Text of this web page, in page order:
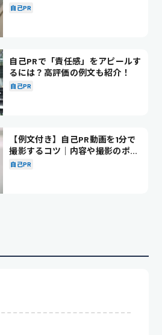
徹底解説！
自己PR
自己PRで「責任感」をアピールす
るには？高評価の例文も紹介！
自己PR
【例文付き】自己PR動画を1分で
撮影するコツ｜内容や撮影のポイ
ントも解説
自己PR